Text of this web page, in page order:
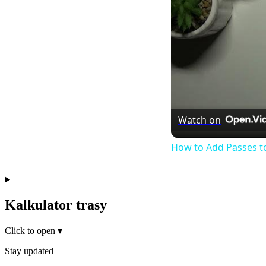
Watch on
How to Add Passes
Kalkulator trasy
Click to open ▾
Stay updated